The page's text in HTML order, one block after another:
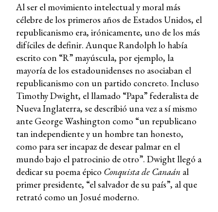
Al ser el movimiento intelectual y moral más
célebre de los primeros años de Estados Unidos, el
republicanismo era, irónicamente, uno de los más
difíciles de definir. Aunque Randolph lo había
escrito con “R” mayúscula, por ejemplo, la
mayoría de los estadounidenses no asociaban el
republicanismo con un partido concreto. Incluso
Timothy Dwight, el llamado “Papa” federalista de
Nueva Inglaterra, se describió una vez a sí mismo
ante George Washington como “un republicano
tan independiente y un hombre tan honesto,
como para ser incapaz de desear palmar en el
mundo bajo el patrocinio de otro”. Dwight llegó a
dedicar su poema épico Conquista de Canaánal
primer presidente, “el salvador de su país”, al que
retrató como un Josué moderno.